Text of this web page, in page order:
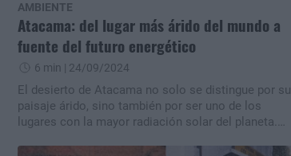
AMBIENTE
Atacama: del lugar más árido del mundo a
fuente del futuro energético
6 min | 24/09/2024
El desierto de Atacama no solo se distingue por su
paisaje árido, sino también por ser uno de los
lugares con la mayor radiación solar del planeta.